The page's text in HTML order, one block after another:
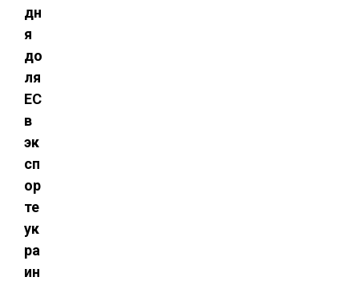
дн
я
до
ля
ЕС
в
эк
сп
ор
те
ук
ра
ин